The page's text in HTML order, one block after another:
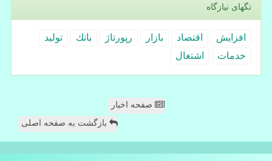
تگهای نیازگاه
افزایش اقتصاد بازار رپورتاژ بانك
تولید
خدمات
اشتغال
صفحه اخبار
بازگشت به صفحه اصلی